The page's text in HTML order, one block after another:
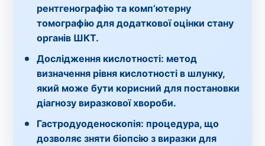
рентгенографію та комп’ютерну
томографію для додаткової оцінки стану
органів ШКТ.
Дослідження кислотності: метод
визначення рівня кислотності в шлунку,
який може бути корисний для постановки
діагнозу виразкової хвороби.
Гастродуоденоскопія: процедура, що
дозволяє зняти біопсію з виразки для